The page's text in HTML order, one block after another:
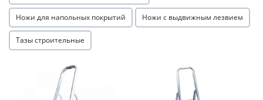
Ножи для напольных покрытий Ножи с выдвижным лезвием
Тазы строительные